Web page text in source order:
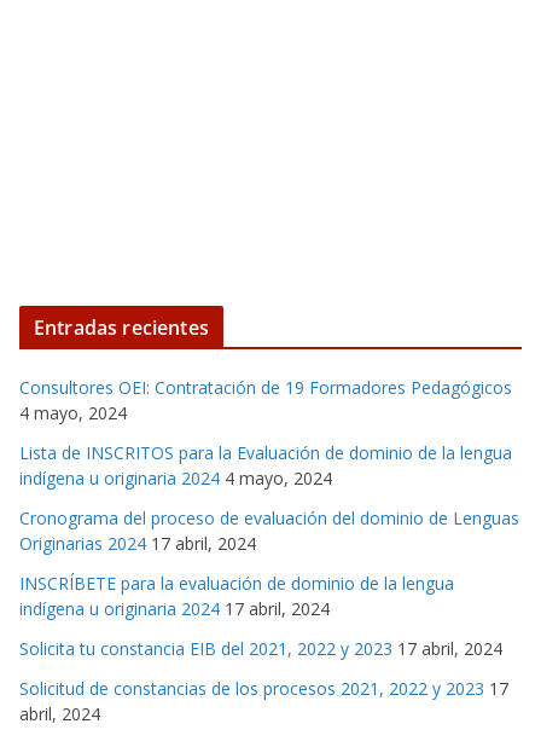
Entradas recientes
Consultores OEI: Contratación de 19 Formadores Pedagógicos
4 mayo, 2024
Lista de INSCRITOS para la Evaluación de dominio de la lengua
indígena u originaria 2024 4 mayo, 2024
Cronograma del proceso de evaluación del dominio de Lenguas
Originarias 2024 17 abril, 2024
INSCRÍBETE para la evaluación de dominio de la lengua
indígena u originaria 2024 17 abril, 2024
Solicita tu constancia EIB del 2021, 2022 y 2023 17 abril, 2024
Solicitud de constancias de los procesos 2021, 2022 y 2023 17
abril, 2024